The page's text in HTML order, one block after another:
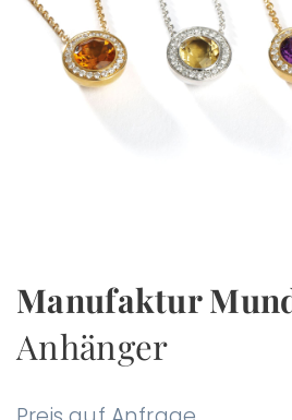
Manufaktur
Anhänger